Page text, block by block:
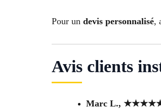
Pour un devis personnalisé,
Avis clients
Marc L.,